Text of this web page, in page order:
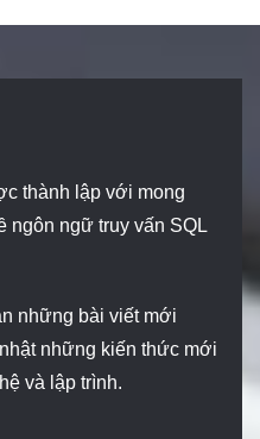
thành lập với mong
ngôn ngữ truy vấn SQL
những bài viết mới
những kiến thức mới
và lập trình.